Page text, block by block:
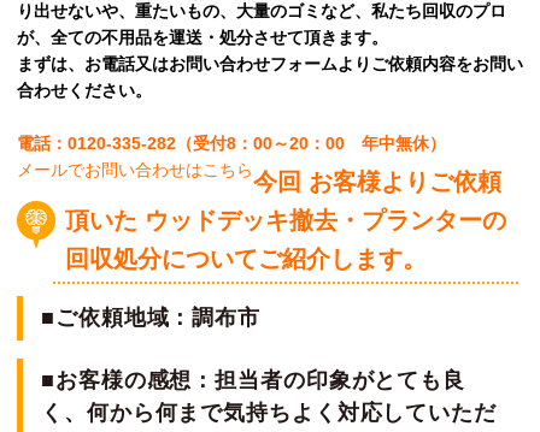
り出せないや、重たいもの、大量のゴミなど、私たち回収のプロ
が、全ての不用品を運送・処分させて頂きます。
まずは、お電話又はお問い合わせフォームよりご依頼内容をお問い
合わせください。
電話：0120-335-282（受付8：00～20：00 年中無休）
メールでお問い合わせはこちら今回 お客様よりご依頼
頂いた ウッドデッキ撤去・プランターの
回収処分についてご紹介します。
■ご依頼地域：調布市
■お客様の感想：担当者の印象がとても良
く、何から何まで気持ちよく対応していただ